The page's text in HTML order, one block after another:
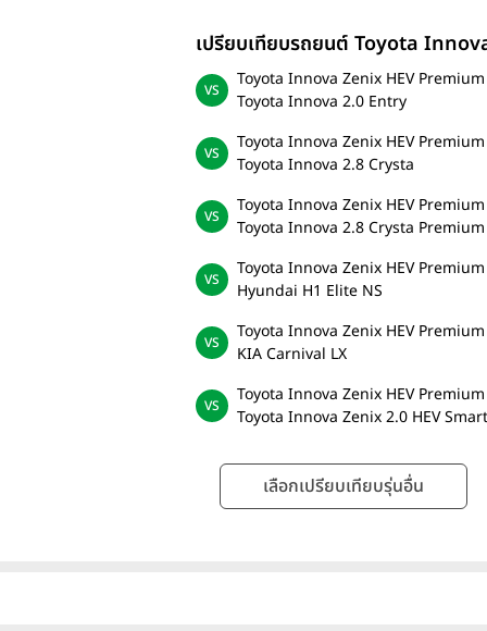
เปรียบเทียบรถยนต์ Toyota
Toyota Innova Zenix HEV Premium
Toyota Innova 2.0 Entry
Toyota Innova Zenix HEV Premium
Toyota Innova 2.8 Crysta
Toyota Innova Zenix HEV Premium
Toyota Innova 2.8 Crysta Premium
Toyota Innova Zenix HEV Premium
Hyundai H1 Elite NS
Toyota Innova Zenix HEV Premium
KIA Carnival LX
Toyota Innova Zenix HEV Premium
Toyota Innova Zenix 2.0 HEV Smart
เลือกเปรียบเทียบรุ่นอื่น